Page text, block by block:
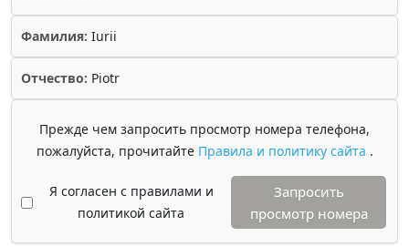
Фамилия: Iurii
Отчество: Piotr
Прежде чем запросить просмотр номера телефона,
пожалуйста, прочитайте Правила и политику сайта .
Я согласен с правилами и
политикой сайта
Запросить
просмотр номера